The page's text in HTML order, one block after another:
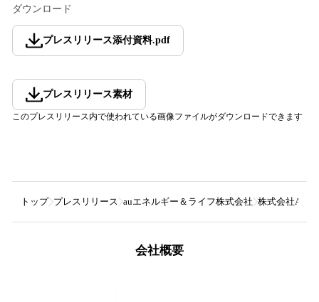
ダウンロード
プレスリリース添付資料.pdf
プレスリリース素材
このプレスリリース内で使われている画像ファイルがダウンロードできます
トップ プレスリリース auエネルギー＆ライフ株式会社 株式会社ALE
会社概要